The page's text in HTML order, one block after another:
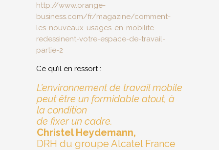
http://www.orange-
business.com/fr/magazine/comment-
les-nouveaux-usages-en-mobilite-
redessinent-votre-espace-de-travail-
partie-2
Ce qu’il en ressort :
L’environnement de travail mobile
peut être un formidable atout, à
la condition
de fixer un cadre.
Christel Heydemann,
DRH du groupe Alcatel France